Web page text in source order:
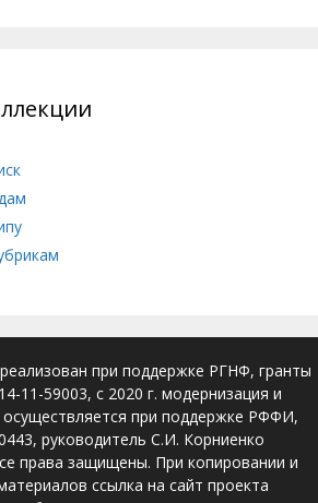
реализован при поддержке РГНФ, гранты
11-59003, с 2020 г. модернизация и
при поддержке РФФИ,
руководитель С.И. Корниенко
права защищены. При копировании и
ссылка на сайт проекта